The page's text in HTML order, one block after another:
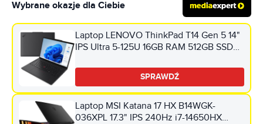
Wybrane okazje dla Ciebie
Laptop LENOVO ThinkPad T14 Gen 5 14"
IPS Ultra 5-125U 16GB RAM 512GB SSD
SPRAWDŹ
Laptop MSI Katana 17 HX B14WGK-
036XPL 17.3" IPS 240Hz i7-14650HX